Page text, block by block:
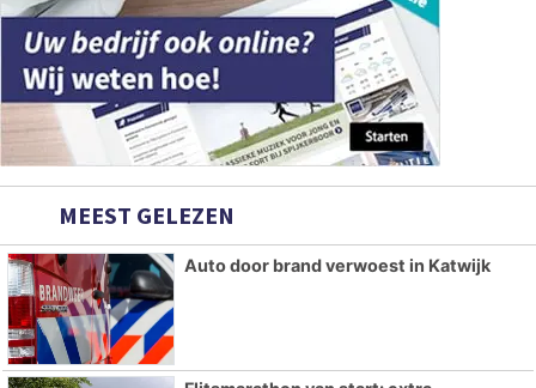
MEEST GELEZEN
Auto door brand verwoest in Katwijk